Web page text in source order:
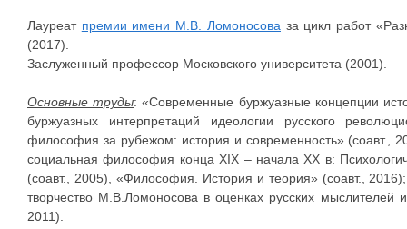
Лауреат премии имени М.В. Ломоносова за цикл работ
(2017).
Заслуженный профессор Московского университета (2001).
Основные труды: «Современные буржуазные концепции
буржуазных интерпретаций идеологии русского
философия за рубежом: история и современность» (соавт.,
социальная философия конца ХIХ – начала ХХ в:
(соавт., 2005), «Философия. История и теория» (соавт.,
творчество М.В.Ломоносова в оценках русских мыслителей
2011).